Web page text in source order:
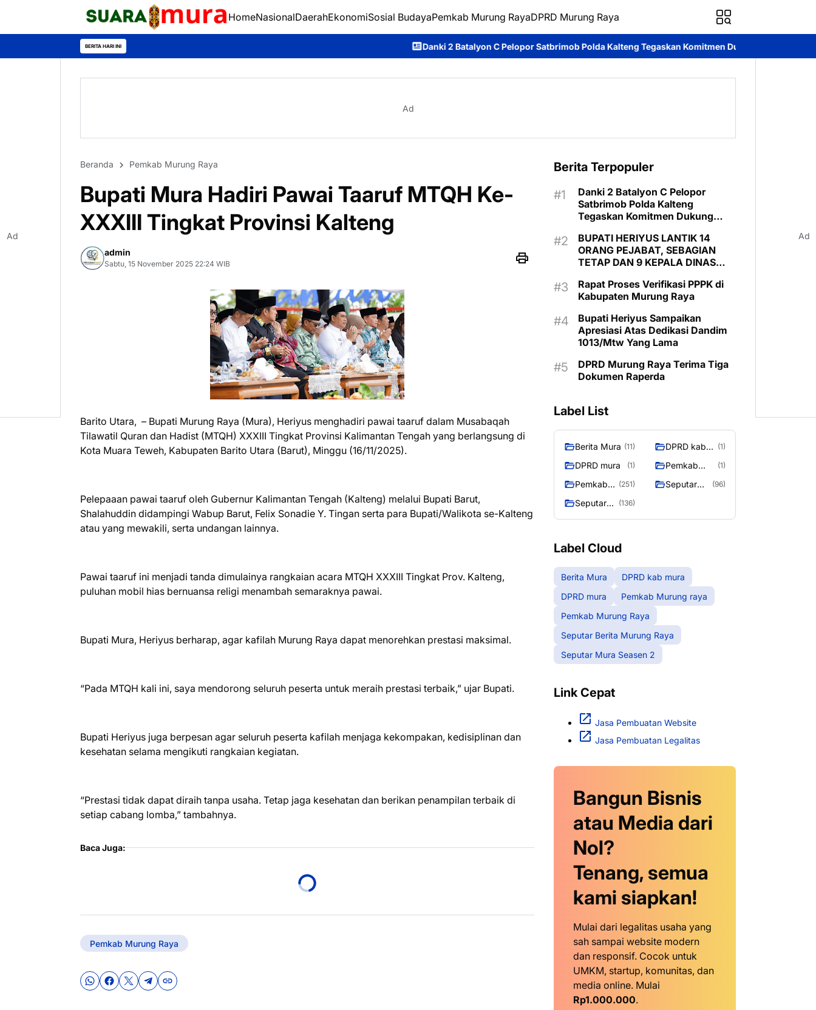
HomeNasionalDaerahEkonomiSosial BudayaPemkab Murung RayaDPRD Murung Raya
BERITA HARI INI Danki 2 Batalyon C Pelopor Satbrimob Polda Kalteng Tegaskan Komitmen Dukung Pencegahan Karhutla di Murung
Ad
Beranda Pemkab Murung Raya
Bupati Mura Hadiri Pawai Taaruf MTQH Ke-
XXXIII Tingkat Provinsi Kalteng
admin
Sabtu, 15 November 2025 22:24 WIB
Barito Utara, – Bupati Murung Raya (Mura), Heriyus menghadiri pawai taaruf dalam Musabaqah
Tilawatil Quran dan Hadist (MTQH) XXXIII Tingkat Provinsi Kalimantan Tengah yang berlangsung di
Kota Muara Teweh, Kabupaten Barito Utara (Barut), Minggu (16/11/2025).
Pelepaaan pawai taaruf oleh Gubernur Kalimantan Tengah (Kalteng) melalui Bupati Barut,
Shalahuddin didampingi Wabup Barut, Felix Sonadie Y. Tingan serta para Bupati/Walikota se-Kalteng
atau yang mewakili, serta undangan lainnya.
Pawai taaruf ini menjadi tanda dimulainya rangkaian acara MTQH XXXIII Tingkat Prov. Kalteng,
puluhan mobil hias bernuansa religi menambah semaraknya pawai.
Bupati Mura, Heriyus berharap, agar kafilah Murung Raya dapat menorehkan prestasi maksimal.
“Pada MTQH kali ini, saya mendorong seluruh peserta untuk meraih prestasi terbaik,” ujar Bupati.
Bupati Heriyus juga berpesan agar seluruh peserta kafilah menjaga kekompakan, kedisiplinan dan
kesehatan selama mengikuti rangkaian kegiatan.
“Prestasi tidak dapat diraih tanpa usaha. Tetap jaga kesehatan dan berikan penampilan terbaik di
setiap cabang lomba,” tambahnya.
Baca Juga:
Pemkab Murung Raya
Berita Terpopuler
Danki 2 Batalyon C Pelopor
Satbrimob Polda Kalteng
Tegaskan Komitmen Dukung
Raya
BUPATI HERIYUS LANTIK 14
ORANG PEJABAT, SEBAGIAN
TETAP DAN 9 KEPALA DINAS
Rapat Proses Verifikasi PPPK di
Kabupaten Murung Raya
Bupati Heriyus Sampaikan
Apresiasi Atas Dedikasi Dandim
1013/Mtw Yang Lama
DPRD Murung Raya Terima Tiga
Dokumen Raperda
Label List
Berita Mura (11)
DPRD kab
(1)
DPRD mura (1)
Pemkab
Murung raya
(1)
Pemkab
Raya
(251)
Seputar
Raya
(96)
Seputar
(136)
Label Cloud
Berita Mura
DPRD kab mura
DPRD mura
Pemkab Murung raya
Pemkab Murung Raya
Seputar Berita Murung Raya
Seputar Mura Seasen 2
Link Cepat
Jasa Pembuatan Website
Jasa Pembuatan Legalitas
Bangun Bisnis
atau Media dari
Nol?
Tenang, semua
kami siapkan!
Mulai dari legalitas usaha yang
sah sampai website modern
dan responsif. Cocok untuk
UMKM, startup, komunitas, dan
media online. Mulai
Rp1.000.000.
Ad Ad